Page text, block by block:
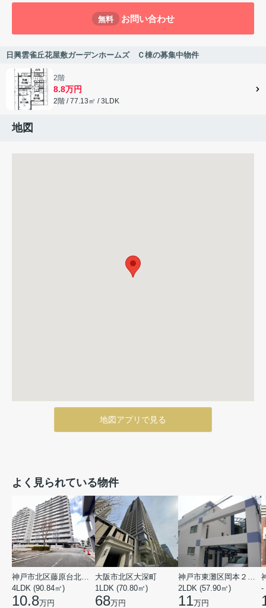
無料 お問い合わせ
日興雲雀丘花屋敷ガーデンホームズ Ｃ棟の募集中物件
2階
8.8万円
2階 / 77.13㎡ / 3LDK
地図
地図アプリで見る
よく見られている物件
神戸市北区藤原台北町５丁目
4LDK (90.84㎡)
10.8万円
大阪市北区大深町
1LDK (70.80㎡)
68万円
神戸市東灘区岡本２丁目
2LDK (57.90㎡)
11万円
-